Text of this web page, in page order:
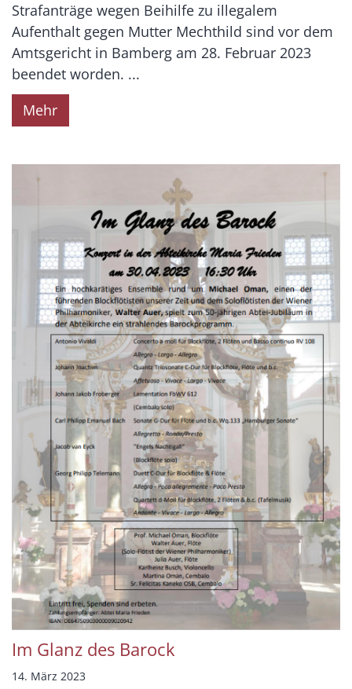
Strafanträge wegen Beihilfe zu illegalem
Aufenthalt gegen Mutter Mechthild sind vor dem
Amtsgericht in Bamberg am 28. Februar 2023
beendet worden. ...
Mehr
Im Glanz des Barock
14. März 2023